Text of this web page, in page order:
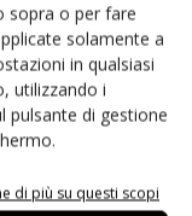
sopra o per fare
solamente a
in qualsiasi
utilizzando i
pulsante di gestione
di più su questi scopi